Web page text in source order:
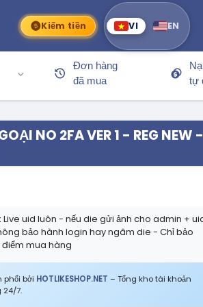
Kiếm tiền VI EN
Đơn hàng
đã mua
tự
NO 2FA VER 1 - REG NEW -
uid luôn - nếu die gửi ảnh cho admin +
bảo hành login hay ngâm die - Chỉ bảo
điểm mua hàng
phối bởi HOTLIKESHOP.NET – Tổng kho tài khoản
24/7.